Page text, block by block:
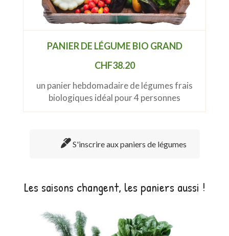
PANIER DE LÉGUME BIO GRAND
CHF38.20
un panier hebdomadaire de légumes frais
biologiques idéal pour 4 personnes
S'inscrire aux paniers de légumes
Les saisons changent, les paniers aussi !